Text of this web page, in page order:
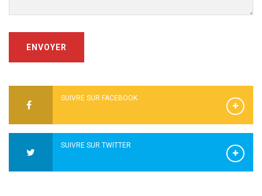
ENVOYER
SUIVRE SUR FACEBOOK
SUIVRE SUR TWITTER